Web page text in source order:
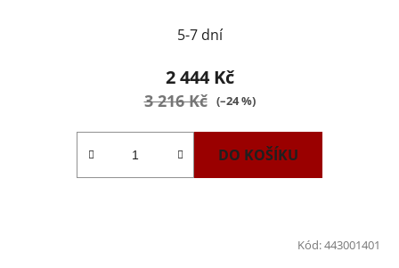
5-7 dní
2 444 Kč
3 216 Kč (–24 %)
DO KOŠÍKU
Kód:443001401